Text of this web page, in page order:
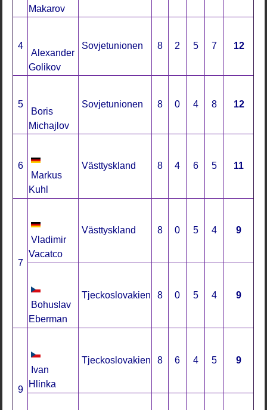
Makarov
4
Alexander
Golikov
Sovjetunionen 8 2 5 7 12
5
Boris
Michajlov
Sovjetunionen 8 0 4 8 12
6
Markus
Kuhl
Västtyskland 8 4 6 5 11
7
Vladimir
Vacatco
Västtyskland 8 0 5 4 9
Bohuslav
Eberman
Tjeckoslovakien 8 0 5 4 9
9
Ivan
Hlinka
Tjeckoslovakien 8 6 4 5 9